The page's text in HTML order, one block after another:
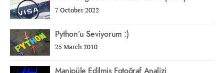
7 October 2022
Python’u Seviyorum :)
25 March 2010